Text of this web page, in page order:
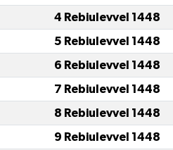
4 Rebiulevvel 1448
5 Rebiulevvel 1448
6 Rebiulevvel 1448
7 Rebiulevvel 1448
8 Rebiulevvel 1448
9 Rebiulevvel 1448